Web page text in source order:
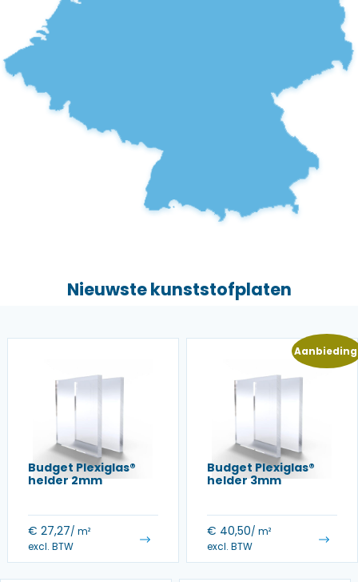
Nieuwste kunststofplaten
Budget Plexiglas®
helder 2mm
€ 27,27/ m²
excl. BTW
Budget Plexiglas®
helder 3mm
€ 40,50/ m²
excl. BTW